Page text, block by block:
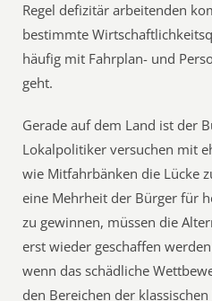
Regel defizitär arbeitenden
bestimmte
häufig mit Fahrplan- und
geht.
Gerade auf dem Land ist der
Lokalpolitiker versuchen mit
wie Mitfahrbänken die Lücke
eine Mehrheit der Bürger für
zu gewinnen, müssen die
erst wieder geschaffen
wenn das schädliche
den Bereichen der